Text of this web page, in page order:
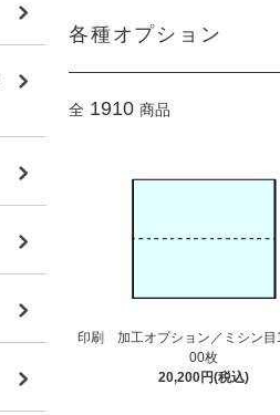
各種オプション
全 1910 商品
印刷 加工オプション／ミシン
00枚
20,200円(税込)